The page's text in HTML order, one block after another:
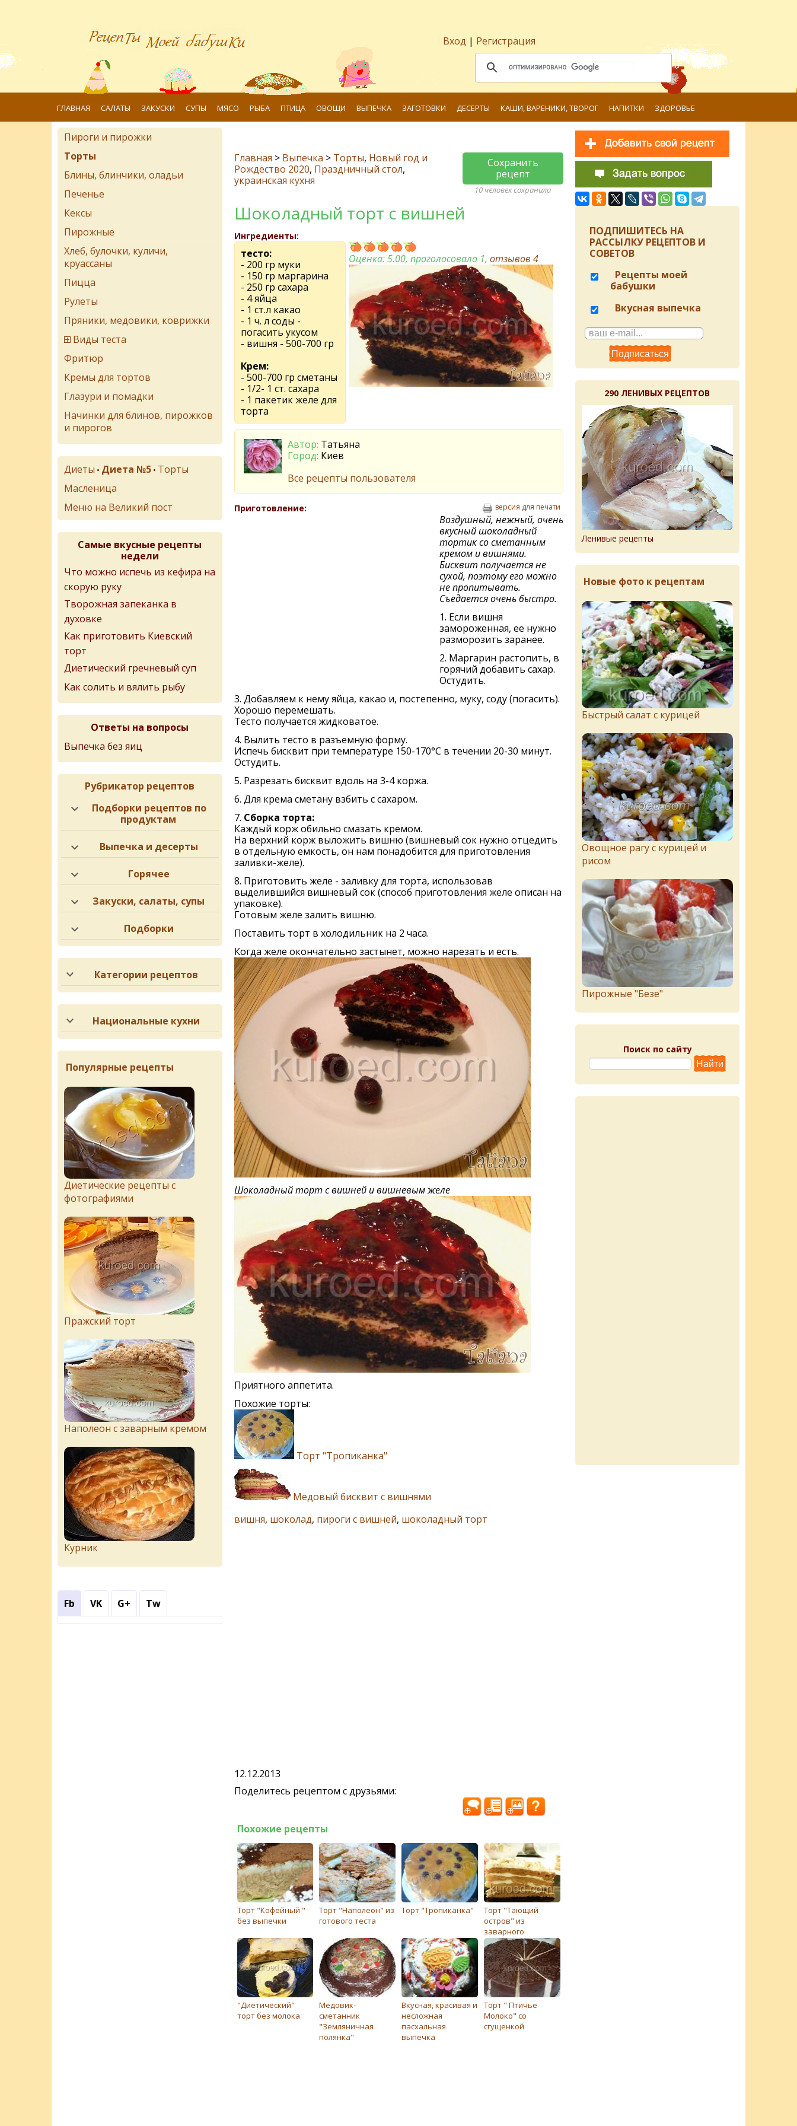
Вход | Регистрация
ГЛАВНАЯ САЛАТЫ ЗАКУСКИ СУПЫ МЯСО РЫБА ПТИЦА ОВОЩИ ВЫПЕЧКА ЗАГОТОВКИ ДЕСЕРТЫ КАШИ, ВАРЕНИКИ, ТВОРОГ НАПИТКИ ЗДОРОВЬЕ
Главная > Выпечка > Торты, Новый год и
Рождество 2020, Праздничный стол,
украинская кухня
Сохранить
рецепт
10 человек сохранили
Шоколадный торт с вишней
Ингредиенты:
тесто:
- 200 гр муки
- 150 гр маргарина
- 250 гр сахара
- 4 яйца
- 1 ст.л какао
- 1 ч. л соды -
погасить укусом
- вишня - 500-700 гр
Крем:
- 500-700 гр сметаны
- 1/2- 1 ст. сахара
- 1 пакетик желе для
торта
Оценка:5.00, проголосовало 1,отзывов4
Автор: Татьяна
Город: Киев
Все рецепты пользователя
Приготовление: версия для печати
Воздушный, нежный, очень
вкусный шоколадный
тортик со сметанным
кремом и вишнями.
Бисквит получается не
сухой, поэтому его можно
не пропитывать.
Съедается очень быстро.
1. Если вишня
замороженная, ее нужно
разморозить заранее.
2. Маргарин растопить, в
горячий добавить сахар.
Остудить.
3. Добавляем к нему яйца, какао и, постепенно, муку, соду (погасить).
Хорошо перемешать.
Тесто получается жидковатое.
4. Вылить тесто в разъемную форму.
Испечь бисквит при температуре 150-170°С в течении 20-30 минут.
Остудить.
5. Разрезать бисквит вдоль на 3-4 коржа.
6. Для крема сметану взбить с сахаром.
7. Сборка торта:
Каждый корж обильно смазать кремом.
На верхний корж выложить вишню (вишневый сок нужно отцедить
в отдельную емкость, он нам понадобится для приготовления
заливки-желе).
8. Приготовить желе - заливку для торта, использовав
выделившийся вишневый сок (способ приготовления желе описан на
упаковке).
Готовым желе залить вишню.
Поставить торт в холодильник на 2 часа.
Когда желе окончательно застынет, можно нарезать и есть.
Шоколадный торт с вишней и вишневым желе
Приятного аппетита.
Похожие торты:
Торт "Тропиканка"
Медовый бисквит с вишнями
вишня, шоколад, пироги с вишней, шоколадный торт
12.12.2013
Поделитесь рецептом с друзьями:
Похожие рецепты
Торт "Кофейный "
без выпечки
Торт "Наполеон" из
готового теста
Торт "Тропиканка"
Торт "Тающий
остров" из
заварного
медового теста
"Диетический"
торт без молока
Медовик-
сметанник
"Земляничная
полянка"
Вкусная, красивая и
несложная
пасхальная
выпечка
Торт " Птичье
Молоко" со
сгущенкой
Пироги и пирожки
Торты
Блины, блинчики, оладьи
Печенье
Кексы
Пирожные
Хлеб, булочки, куличи,
круассаны
Пицца
Рулеты
Пряники, медовики, коврижки
Виды теста
Фритюр
Кремы для тортов
Глазури и помадки
Начинки для блинов, пирожков
и пирогов
Диеты • Диета №5 • Торты
Масленица
Меню на Великий пост
Самые вкусные рецепты
недели
Что можно испечь из кефира на
скорую руку
Творожная запеканка в
духовке
Как приготовить Киевский
торт
Диетический гречневый суп
Как солить и вялить рыбу
Ответы на вопросы
Выпечка без яиц
Рубрикатор рецептов
Подборки рецептов по
продуктам
Выпечка и десерты
Горячее
Закуски, салаты, супы
Подборки
Категории рецептов
Национальные кухни
Популярные рецепты
Диетические рецепты с
фотографиями
Пражский торт
Наполеон с заварным кремом
Курник
Fb VK G+ Tw
ПОДПИШИТЕСЬ НА
РАССЫЛКУ РЕЦЕПТОВ И
СОВЕТОВ
Рецепты моей
бабушки
Вкусная выпечка
290 ЛЕНИВЫХ РЕЦЕПТОВ
Ленивые рецепты
Новые фото к рецептам
Быстрый салат с курицей
Овощное рагу с курицей и
рисом
Пирожныe "Бeзe"
Поиск по сайту